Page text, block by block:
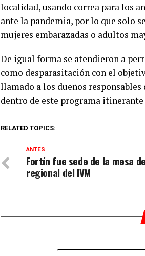
localidad, usando correa para los
ante la pandemia, por lo que solo
mujeres embarazadas o adultos
De igual forma se atendieron a
como desparasitación con el
llamado a los dueños
dentro de este programa
RELATED TOPICS:
ANTES
Fortín fue sede de la mesa
regional del IVM